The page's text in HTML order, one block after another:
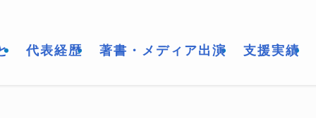
代表経歴 著書・メディア出演 支援実績